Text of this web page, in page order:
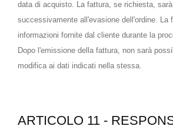
data di acquisto. La fattura, se richiesta,
successivamente all'evasione dell'ordine. La
informazioni fornite dal cliente durante la
Dopo l'emissione della fattura, non sarà
modifica ai dati indicati nella stessa.
ARTICOLO 11 -